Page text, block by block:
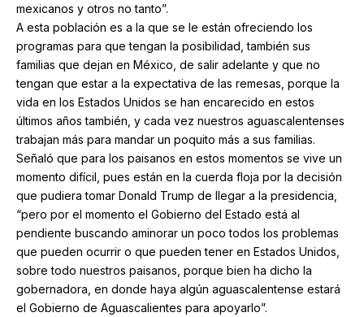
mexicanos y otros no tanto”.
A esta población es a la que se le están ofreciendo los
programas para que tengan la posibilidad, también sus
familias que dejan en México, de salir adelante y que no
tengan que estar a la expectativa de las remesas, porque la
vida en los Estados Unidos se han encarecido en estos
últimos años también, y cada vez nuestros aguascalentenses
trabajan más para mandar un poquito más a sus familias.
Señaló que para los paisanos en estos momentos se vive un
momento difícil, pues están en la cuerda floja por la decisión
que pudiera tomar Donald Trump de llegar a la presidencia,
“pero por el momento el Gobierno del Estado está al
pendiente buscando aminorar un poco todos los problemas
que pueden ocurrir o que pueden tener en Estados Unidos,
sobre todo nuestros paisanos, porque bien ha dicho la
gobernadora, en donde haya algún aguascalentense estará
el Gobierno de Aguascalientes para apoyarlo”.